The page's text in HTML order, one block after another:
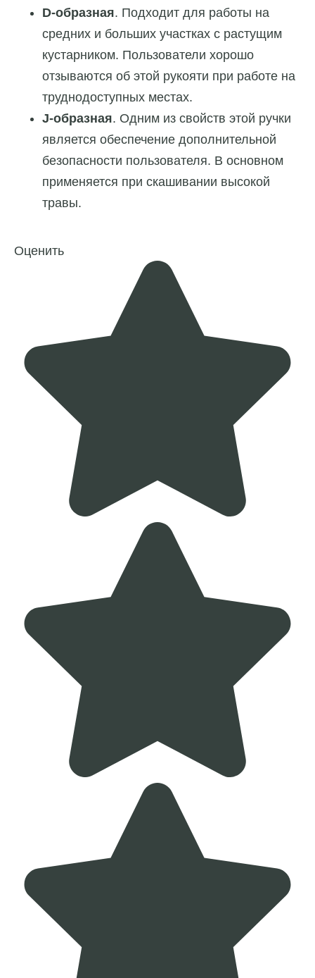
D-образная. Подходит для работы на
средних и больших участках с растущим
кустарником. Пользователи хорошо
отзываются об этой рукояти при работе на
труднодоступных местах.
J-образная. Одним из свойств этой ручки
является обеспечение дополнительной
безопасности пользователя. В основном
применяется при скашивании высокой
травы.
Оценить